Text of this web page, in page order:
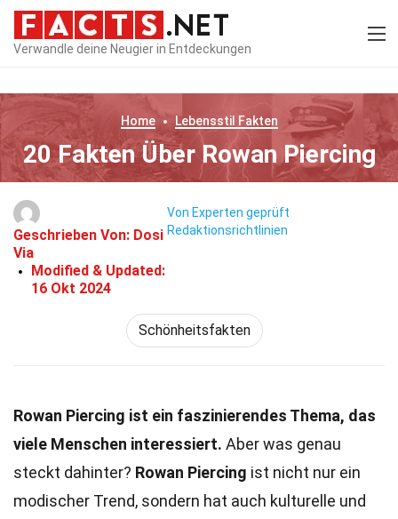
Verwandle deine Neugier in Entdeckungen
Home Lebensstil Fakten
20 Fakten Über Rowan Piercing
Geschrieben Von: Dosi
Via
Modified & Updated:
16 Okt 2024
Von Experten geprüft
Redaktionsrichtlinien
Schönheitsfakten
Rowan Piercing ist ein faszinierendes Thema, das
viele Menschen interessiert. Aber was genau
steckt dahinter? Rowan Piercing ist nicht nur ein
modischer Trend, sondern hat auch kulturelle und